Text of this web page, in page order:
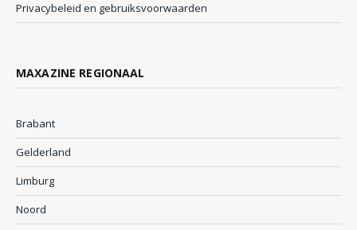
Privacybeleid en gebruiksvoorwaarden
MAXAZINE REGIONAAL
Brabant
Gelderland
Limburg
Noord